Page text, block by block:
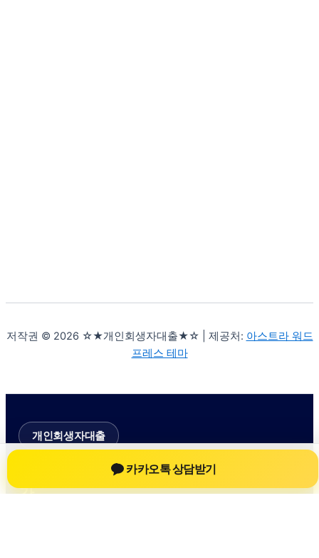
저작권 © 2026 ☆★개인회생자대출★☆ | 제공처: 아스트라 워드
프레스 테마
개인회생자대출
개인회생자대출 상담 정보를 확인하는 공
간
카카오톡 상담받기